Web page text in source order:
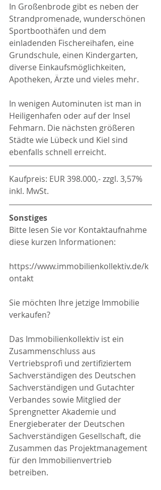
In Großenbrode gibt es neben der
Strandpromenade, wunderschönen
Sportboothäfen und dem
einladenden Fischereihafen, eine
Grundschule, einen Kindergarten,
diverse Einkaufsmöglichkeiten,
Apotheken, Ärzte und vieles mehr.
In wenigen Autominuten ist man in
Heiligenhafen oder auf der Insel
Fehmarn. Die nächsten größeren
Städte wie Lübeck und Kiel sind
ebenfalls schnell erreicht.
Kaufpreis: EUR 398.000,- zzgl. 3,57%
inkl. MwSt.
Sonstiges
Bitte lesen Sie vor Kontaktaufnahme
diese kurzen Informationen:
https://www.immobilienkollektiv.de/k
ontakt
Sie möchten Ihre jetzige Immobilie
verkaufen?
Das Immobilienkollektiv ist ein
Zusammenschluss aus
Vertriebsprofi und zertifiziertem
Sachverständigen des Deutschen
Sachverständigen und Gutachter
Verbandes sowie Mitglied der
Sprengnetter Akademie und
Energieberater der Deutschen
Sachverständigen Gesellschaft, die
Zusammen das Projektmanagement
für den Immobilienvertrieb
betreiben.